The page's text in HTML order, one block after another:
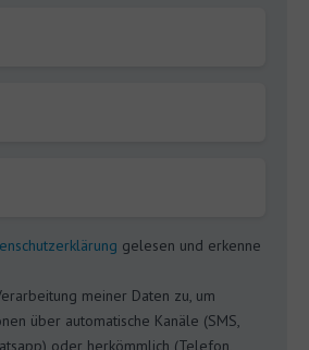
gelesen und erkenne
meiner Daten zu, um
über automatische Kanäle (SMS,
oder herkömmlich (Telefon,